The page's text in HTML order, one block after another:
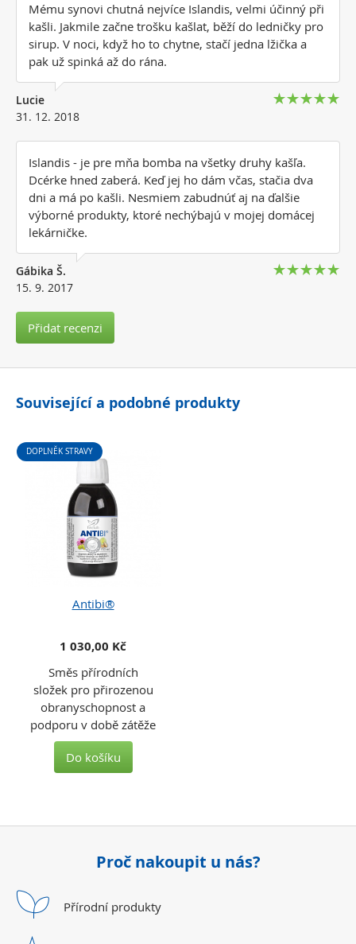
Mému synovi chutná nejvíce Islandis, velmi účinný při
kašli. Jakmile začne trošku kašlat, běží do ledničky pro
sirup. V noci, když ho to chytne, stačí jedna lžička a
pak už spinká až do rána.
Lucie
31. 12. 2018
Islandis - je pre mňa bomba na všetky druhy kašľa.
Dcérke hned zaberá. Keď jej ho dám včas, stačia dva
dni a má po kašli. Nesmiem zabudnúť aj na ďalšie
výborné produkty, ktoré nechýbajú v mojej domácej
lekárničke.
Gábika Š.
15. 9. 2017
Přidat recenzi
Související a podobné produkty
Antibi®
DOPLNĚK STRAVY
1 030,00 Kč
Směs přírodních
složek pro přirozenou
obranyschopnost a
podporu v době zátěže
Do košíku
Proč nakoupit u nás?
Přírodní produkty